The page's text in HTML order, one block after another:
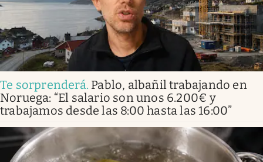
Te sorprenderá. Pablo, albañil trabajando en
Noruega: “El salario son unos 6.200€ y
trabajamos desde las 8:00 hasta las 16:00”